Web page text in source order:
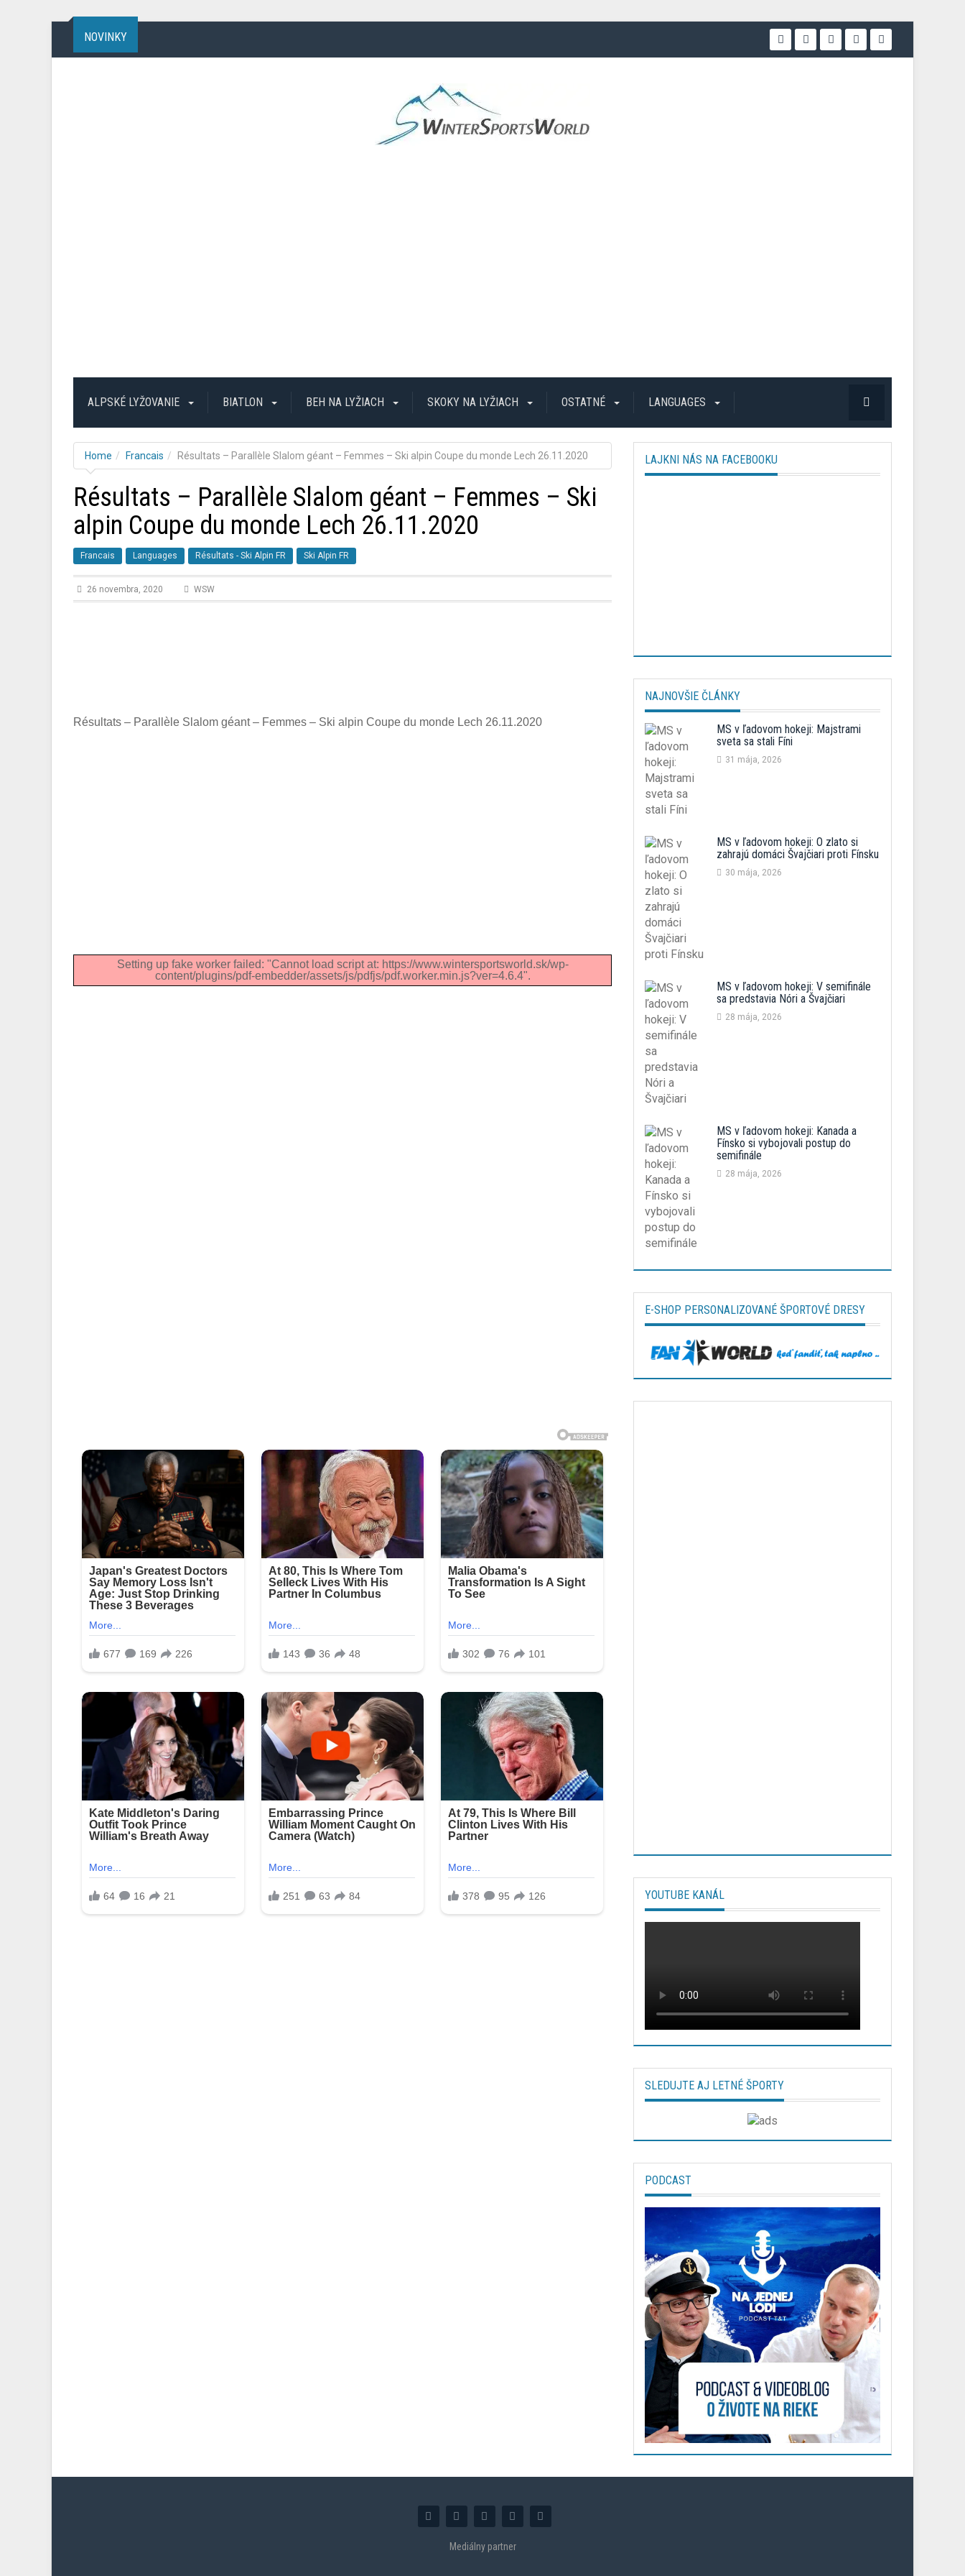
NOVINKY
ALPSKÉ LYŽOVANIE BIATLON BEH NA LYŽIACH SKOKY NA LYŽIACH OSTATNÉ LANGUAGES
Home Francais Résultats – Parallèle Slalom géant – Femmes – Ski alpin Coupe du monde Lech 26.11.2020
Résultats – Parallèle Slalom géant – Femmes – Ski
alpin Coupe du monde Lech 26.11.2020
Francais Languages Résultats - Ski Alpin FR Ski Alpin FR
26 novembra, 2020 WSW
Résultats – Parallèle Slalom géant – Femmes – Ski alpin Coupe du monde Lech 26.11.2020
Setting up fake worker failed: "Cannot load script at: https://www.wintersportsworld.sk/wp-
content/plugins/pdf-embedder/assets/js/pdfjs/pdf.worker.min.js?ver=4.6.4".
LAJKNI NÁS NA FACEBOOKU
NAJNOVŠIE ČLÁNKY
MS v ľadovom hokeji: Majstrami
sveta sa stali Fíni
31 mája, 2026
MS v ľadovom hokeji: O zlato si
zahrajú domáci Švajčiari proti Fínsku
30 mája, 2026
MS v ľadovom hokeji: V semifinále
sa predstavia Nóri a Švajčiari
28 mája, 2026
MS v ľadovom hokeji: Kanada a
Fínsko si vybojovali postup do
semifinále
28 mája, 2026
E-SHOP PERSONALIZOVANÉ ŠPORTOVÉ DRESY
YOUTUBE KANÁL
SLEDUJTE AJ LETNÉ ŠPORTY
PODCAST
Mediálny partner